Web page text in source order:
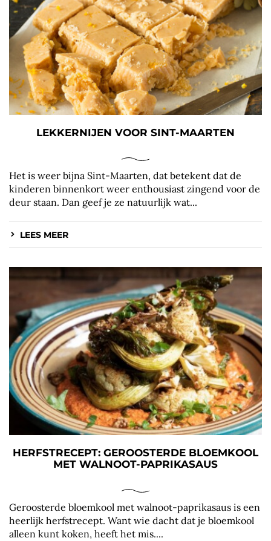
LEKKERNIJEN VOOR SINT-MAARTEN
Het is weer bijna Sint-Maarten, dat betekent dat de
kinderen binnenkort weer enthousiast zingend voor de
deur staan. Dan geef je ze natuurlijk wat...
LEES MEER
HERFSTRECEPT: GEROOSTERDE BLOEMKOOL
MET WALNOOT-PAPRIKASAUS
Geroosterde bloemkool met walnoot-paprikasaus is een
heerlijk herfstrecept. Want wie dacht dat je bloemkool
alleen kunt koken, heeft het mis....